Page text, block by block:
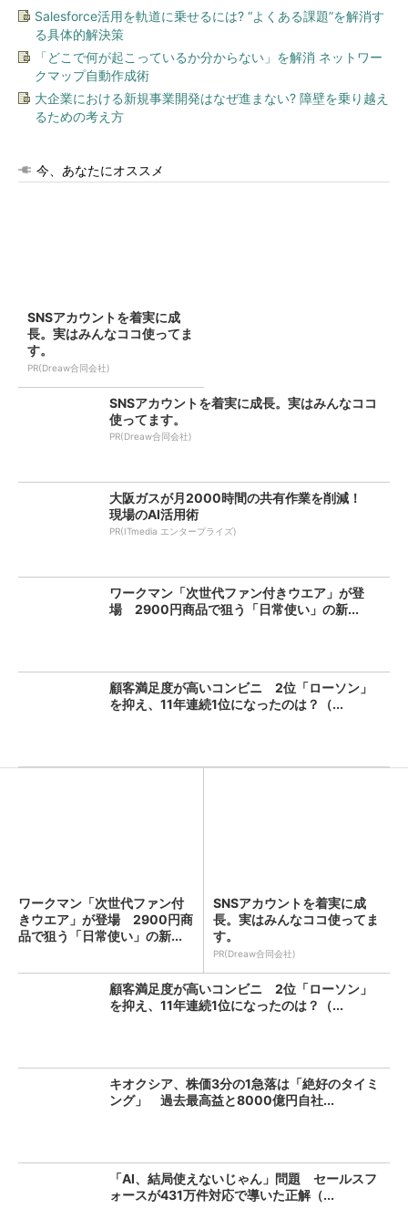
Salesforce活用を軌道に乗せるには? “よくある課題”を解消す
る具体的解決策
「どこで何が起こっているか分からない」を解消 ネットワー
クマップ自動作成術
大企業における新規事業開発はなぜ進まない? 障壁を乗り越え
るための考え方
今、あなたにオススメ
SNSアカウントを着実に成
長。実はみんなココ使ってま
す。
PR(Dreaw合同会社)
SNSアカウントを着実に成長。実はみんなココ
使ってます。
PR(Dreaw合同会社)
大阪ガスが月2000時間の共有作業を削減！
現場のAI活用術
PR(ITmedia エンタープライズ)
ワークマン「次世代ファン付きウエア」が登
場 2900円商品で狙う「日常使い」の新...
顧客満足度が高いコンビニ 2位「ローソン」
を抑え、11年連続1位になったのは？（...
ワークマン「次世代ファン付
きウエア」が登場 2900円商
品で狙う「日常使い」の新...
SNSアカウントを着実に成
長。実はみんなココ使ってま
す。
PR(Dreaw合同会社)
顧客満足度が高いコンビニ 2位「ローソン」
を抑え、11年連続1位になったのは？（...
キオクシア、株価3分の1急落は「絶好のタイミ
ング」 過去最高益と8000億円自社...
「AI、結局使えないじゃん」問題 セールスフ
ォースが431万件対応で導いた正解（...